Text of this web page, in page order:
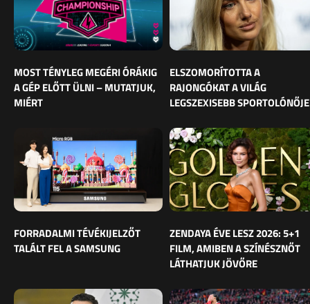
MOST TÉNYLEG MEGÉRI ÓRÁKIG
A GÉP ELŐTT ÜLNI – MUTATJUK,
MIÉRT
ELSZOMORÍTOTTA A
RAJONGÓKAT A VILÁG
LEGSZEXISEBB SPORTOLÓNŐJE
FORRADALMI TÉVÉKIJELZŐT
TALÁLT FEL A SAMSUNG
ZENDAYA ÉVE LESZ 2026: 5+1
FILM, AMIBEN A SZÍNÉSZNŐT
LÁTHATJUK JÖVŐRE